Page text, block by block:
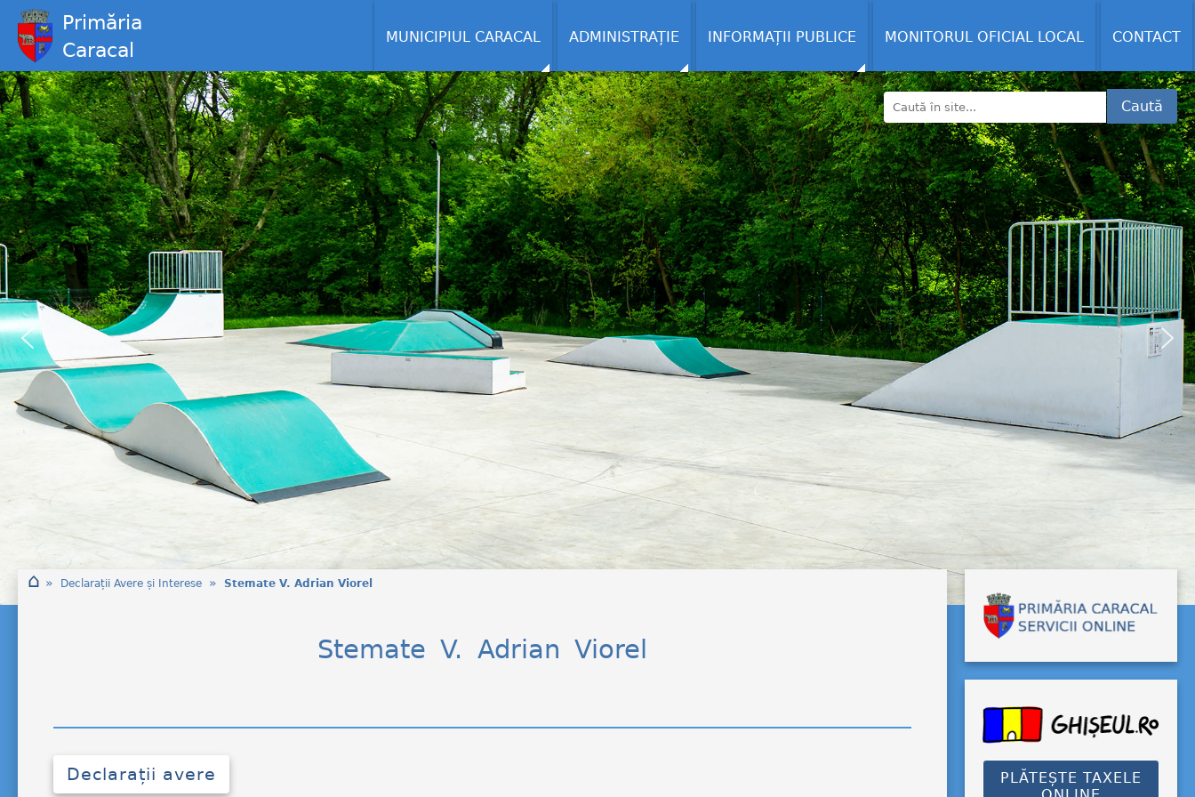
Primăria
Caracal
MUNICIPIUL CARACAL ADMINISTRAȚIE INFORMAȚII PUBLICE MONITORUL OFICIAL LOCAL CONTACT
Caută
⌂ » Declarații Avere și Interese » Stemate V. Adrian Viorel
Stemate V. Adrian Viorel
Declarații avere
PLĂTEȘTE TAXELE